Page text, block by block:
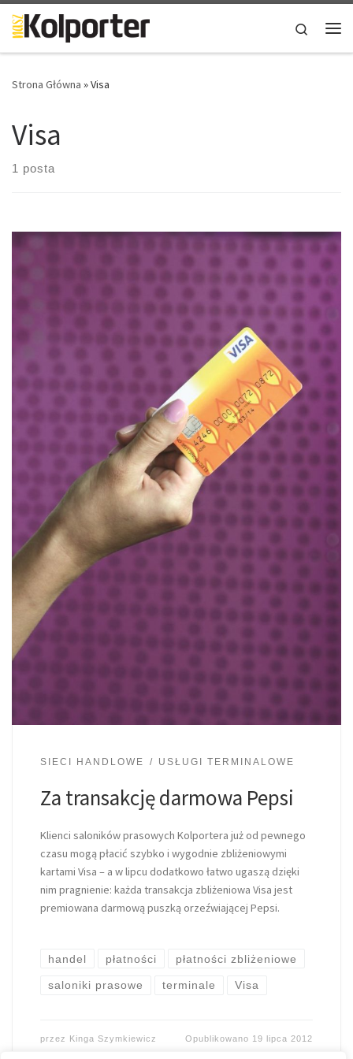
Skip to content
Search
Strona Główna »Visa
Visa
1 posta
SIECI HANDLOWE USŁUGI TERMINALOWE
Za transakcję darmowa Pepsi
Klienci saloników prasowych Kolportera już od pewnego
czasu mogą płacić szybko i wygodnie zbliżeniowymi
kartami Visa – a w lipcu dodatkowo łatwo ugaszą dzięki
nim pragnienie: każda transakcja zbliżeniowa Visa jest
premiowana darmową puszką orzeźwiającej Pepsi.
handel płatności płatności zbliżeniowe
saloniki prasowe terminale Visa
przez Kinga Szymkiewicz Opublikowano 19 lipca 2012